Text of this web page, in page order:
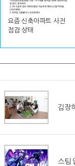
요즘 신축아파트 사전
점검 상태
김장
스팀